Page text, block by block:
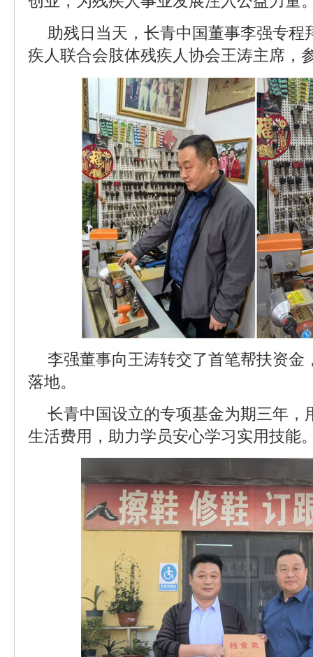
助残日当天，长青中国董事李强专程
疾人联合会肢体残疾人协会王涛主席，
李强董事向王涛转交了首笔帮扶资金
落地。
长青中国设立的专项基金为期三年，
生活费用，助力学员安心学习实用技能